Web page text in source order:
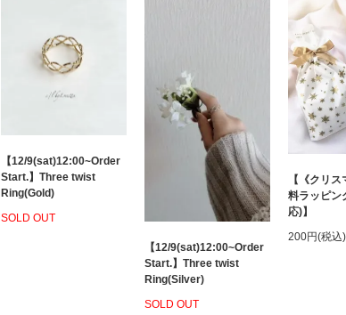
【12/9(sat)12:00~Order
Start.】Three twist
Ring(Gold)
SOLD OUT
【12/9(sat)12:00~Order
Start.】Three twist
Ring(Silver)
SOLD OUT
【《クリ
料ラッピン
応)】
200円(税込)